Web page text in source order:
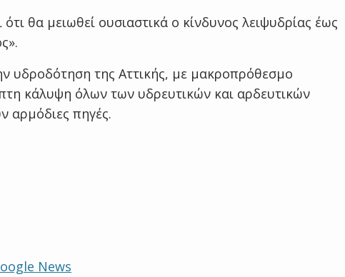
θα μειωθεί ουσιαστικά ο κίνδυνος λειψυδρίας έως
υδροδότηση της Αττικής, με μακροπρόθεσμο
κάλυψη όλων των υδρευτικών και αρδευτικών
αρμόδιες πηγές.
News